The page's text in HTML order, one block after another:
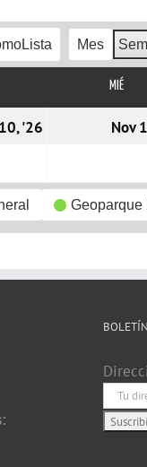
Lista Mes
MIÉ
'26 10/11/2026
Nov
Geoparque
BOLETÍN